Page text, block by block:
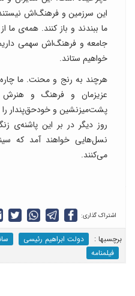
این سرزمین و فرهنگ‌اش
ما ببندند و باز کنند. همه‌ی
جامعه و فرهنگ‌اش سهمی
خواهیم ستاند.
هرچند به رنج و محنت. ما
عزیزمان و فرهنگ‌ و
پشت‌میزنشین و خودحق‌‌پندار
روز دیگر در بر این پاشنه‌ی
نسل‌هایی خواهند آمد که
می‌کنند.
اشتراک گذاری:
برچسب‎ها : دولت ابراهیم رئیسی
فیلمنامه